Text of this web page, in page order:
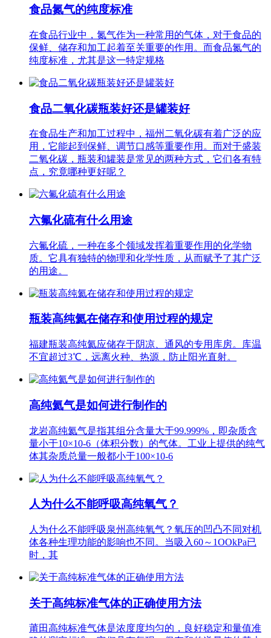
食品氮气的纯度标准
在食品行业中，氮气作为一种常用的气体，对于食品的
保鲜、储存和加工起着至关重要的作用。而食品氮气的
纯度标准，尤其是这一特定规格
食品二氧化碳瓶装好还是罐装好
在食品生产和加工过程中，福州二氧化碳有着广泛的应
用，它能起到保鲜、调节口感等重要作用。而对于盛装
二氧化碳，瓶装和罐装是常见的两种方式，它们各有特
点，究竟哪种更好呢？
六氟化硫有什么用途
六氟化硫，一种在多个领域发挥着重要作用的化学物
质。它具有独特的物理和化学性质，从而赋予了其广泛
的用途。
瓶装高纯氦在储存和使用过程的规定
福建瓶装高纯氦应储存于阴凉、通风的专用库房。库温
不宜超过3℃，远离火种、热源，防止阳光直射。
高纯氦气是如何进行制作的
龙岩高纯氦气是指其组分含量大于99.999%，即杂质含
量小于10×10-6（体积分数）的气体。工业上提供的纯气
体其杂质总量一般都小于100×10-6
人为什么不能呼吸高纯氧气？
人为什么不能呼吸泉州高纯氧气？氧压的凹凸不同对机
体各种生理功能的影响也不同。当吸入60～1OOkPa已
时，其
关于高纯标准气体的正确使用方法
莆田高纯标准气体是浓度度均匀的，良好稳定和量值准